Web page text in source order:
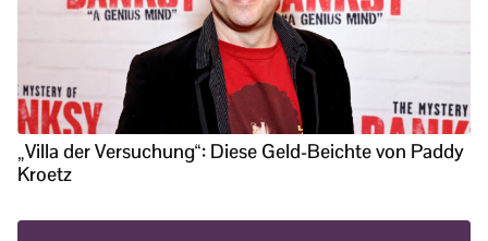
„Villa der Versuchung“: Diese Geld-Beichte von Paddy
Kroetz